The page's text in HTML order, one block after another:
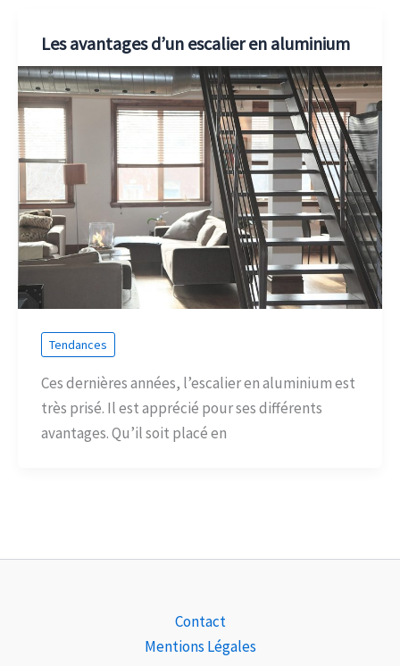
Les avantages d’un escalier en aluminium
Tendances
Ces dernières années, l’escalier en aluminium est
très prisé. Il est apprécié pour ses différents
avantages. Qu’il soit placé en
Contact
Mentions Légales